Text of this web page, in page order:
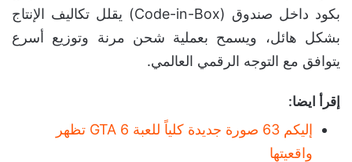
بكود داخل صندوق (Code-in-Box) يقلل تكاليف الإنتاج
بشكل هائل، ويسمح بعملية شحن مرنة وتوزيع أسرع
يتوافق مع التوجه الرقمي العالمي.
إقرأ ايضا:
إليكم 63 صورة جديدة كلياً للعبة GTA 6 تظهر
واقعيتها